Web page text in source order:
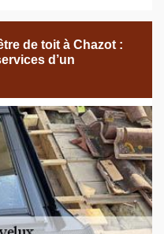
de toit à Chazot :
d’un